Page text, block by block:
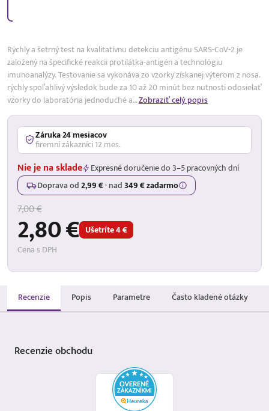
Rýchly a šetrný test na kvalitatívnu detekciu antigénu SARS-CoV-2 je
založený na špecifické reakcii protilátka-antigén a technológiu
imunoanalýzy. Testovanie sa vykonáva zo vzorky získanej výterom z nosa.
rýchly spoľahlivý výsledok bude za 10 až 20 minút bez nutnosti odosielať
vzorky do laboratória jednoduché a…Zobraziť celý popis
Záruka 24 mesiacov
firemní zákazníci 12 mes.
Nie je na sklade
Expresné doručenie do 3–5 pracovných dní
Doprava od2,99 €·nad349 € zadarmo
7,00 €
2,80 € Ušetríte 4 €
Cena s DPH
Recenzie Popis Parametre Často kladené otázky
Recenzieobchodu